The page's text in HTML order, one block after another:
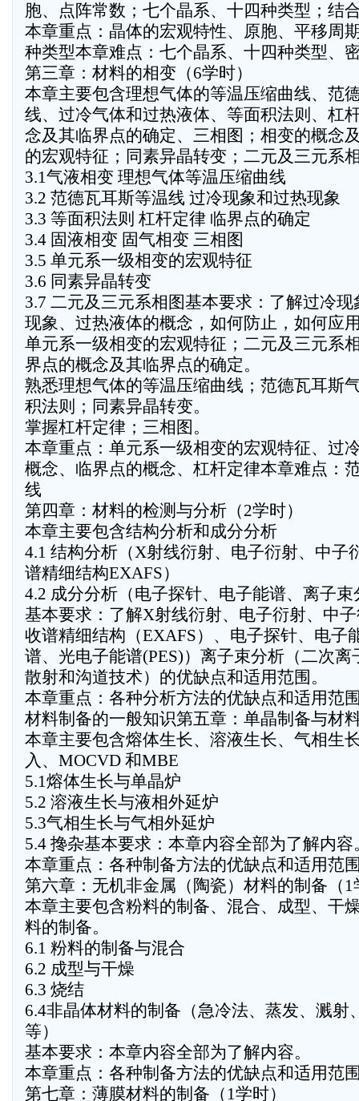
胞、点阵常数；七个晶系、十四种类型；结
本章重点：晶体的宏观特性、原胞、平移周
种类型本章难点：七个晶系、十四种类型、
第三章：材料的相变（6学时）
本章主要包含理想气体的等温压缩曲线、范
线、过冷气体和过热液体、等面积法则、杠
念及其临界点的确定、三相图；相变的概念
的宏观特征；同素异晶转变；二元及三元系
3.1气液相变 理想气体等温压缩曲线
3.2 范德瓦耳斯等温线 过冷现象和过热现象
3.3 等面积法则 杠杆定律 临界点的确定
3.4 固液相变 固气相变 三相图
3.5 单元系一级相变的宏观特征
3.6 同素异晶转变
3.7 二元及三元系相图基本要求：了解过冷
现象、过热液体的概念，如何防止，如何应
单元系一级相变的宏观特征；二元及三元系
界点的概念及其临界点的确定。
熟悉理想气体的等温压缩曲线；范德瓦耳斯
积法则；同素异晶转变。
掌握杠杆定律；三相图。
本章重点：单元系一级相变的宏观特征、过
概念、临界点的概念、杠杆定律本章难点：
线
第四章：材料的检测与分析（2学时）
本章主要包含结构分析和成分分析
4.1 结构分析（X射线衍射、电子衍射、中子
谱精细结构EXAFS）
4.2 成分分析（电子探针、电子能谱、离子束
基本要求：了解X射线衍射、电子衍射、中
收谱精细结构（EXAFS）、电子探针、电子
谱、光电子能谱(PES)）离子束分析（二次
散射和沟道技术）的优缺点和适用范围。
本章重点：各种分析方法的优缺点和适用范
材料制备的一般知识第五章：单晶制备与材
本章主要包含熔体生长、溶液生长、气相生
入、MOCVD 和MBE
5.1熔体生长与单晶炉
5.2 溶液生长与液相外延炉
5.3气相生长与气相外延炉
5.4 搀杂基本要求：本章内容全部为了解内容
本章重点：各种制备方法的优缺点和适用范
第六章：无机非金属（陶瓷）材料的制备（1
本章主要包含粉料的制备、混合、成型、干
料的制备。
6.1 粉料的制备与混合
6.2 成型与干燥
6.3 烧结
6.4非晶体材料的制备（急冷法、蒸发、溅射
等）
基本要求：本章内容全部为了解内容。
本章重点：各种制备方法的优缺点和适用范
第七章：薄膜材料的制备（1学时）